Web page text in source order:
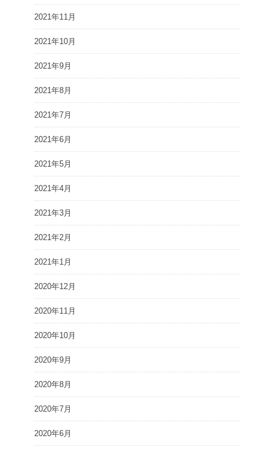
2021年11月
2021年10月
2021年9月
2021年8月
2021年7月
2021年6月
2021年5月
2021年4月
2021年3月
2021年2月
2021年1月
2020年12月
2020年11月
2020年10月
2020年9月
2020年8月
2020年7月
2020年6月